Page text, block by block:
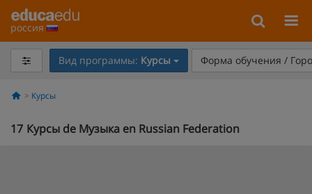
россия
Вид программы: Курсы Форма обучения /
Курсы
17 Курсы de Музыка en Russian Federation